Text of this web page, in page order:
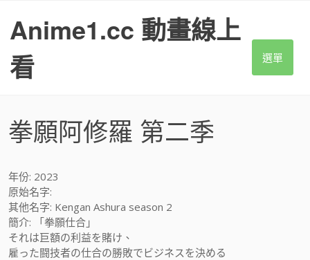
Anime1.cc 動畫線上
看
選單
拳願阿修羅 第二季
年份: 2023
原始名字:
其他名字: Kengan Ashura season 2
簡介: 「拳願仕合」
それは巨額の利益を賭け、
雇った闘技者の仕合の勝敗でビジネスを決める